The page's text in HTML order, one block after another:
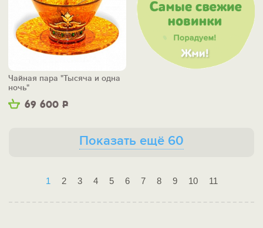
69 600 Р
Чайная пара "Тысяча и одна
ночь"
Показать ещё 60
1 2 3 4 5 6 7 8 9 10 11